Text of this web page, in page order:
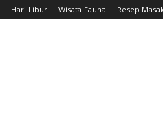
Hari Libur Wisata Fauna Resep